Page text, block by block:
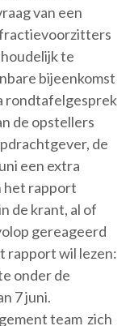
van een
fractievoorzitters
te
bijeenkomst
rondtafelgesprek
de opstellers
de
een extra
het rapport
de krant, al of
gereageerd
rapport wil lezen:
onder de
7 juni.
team zich